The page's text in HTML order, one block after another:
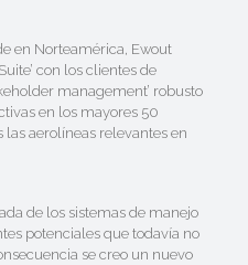
en Norteamérica, Ewout
con los clientes de
management’ robusto
en los mayores 50
las aerolíneas relevantes en
de los sistemas de manejo
potenciales que todavía no
se creo un nuevo